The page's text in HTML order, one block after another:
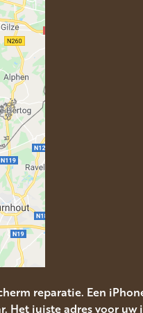
reparatie. Een
Het juiste adres voor uw